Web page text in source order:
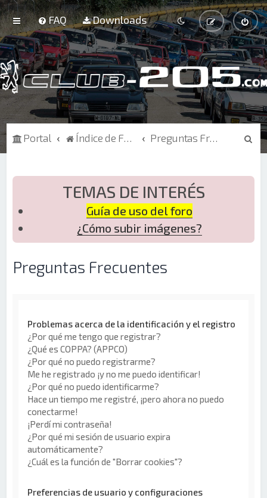
FAQ Downloads
Portal Índice de Foros Preguntas Frecuentes
B
TEMAS DE INTERÉS
Guía de uso del foro
¿Cómo subir imágenes?
Preguntas Frecuentes
Problemas acerca de la identificación y el registro
¿Por qué me tengo que registrar?
¿Qué es COPPA? (APPCO)
¿Por qué no puedo registrarme?
Me he registrado ¡y no me puedo identificar!
¿Por qué no puedo identificarme?
Hace un tiempo me registré, ¡pero ahora no puedo
conectarme!
¡Perdí mi contraseña!
¿Por qué mi sesión de usuario expira
automáticamente?
¿Cuál es la función de "Borrar cookies"?
Preferencias de usuario y configuraciones